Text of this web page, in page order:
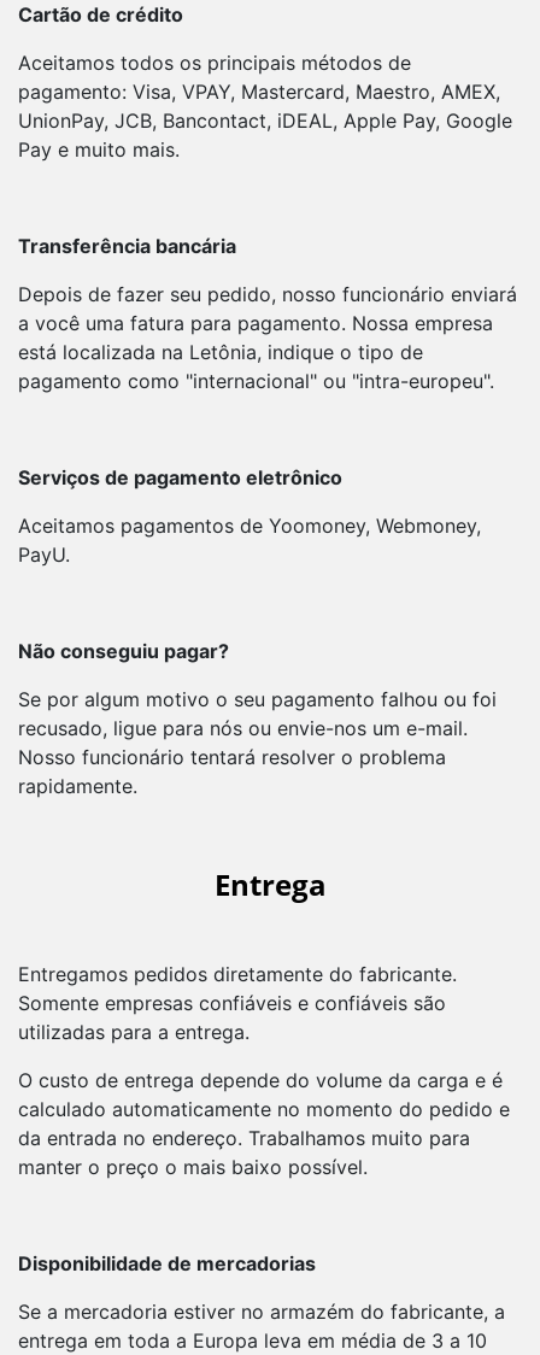
Cartão de crédito
Aceitamos todos os principais métodos de
pagamento: Visa, VPAY, Mastercard, Maestro, AMEX,
UnionPay, JCB, Bancontact, iDEAL, Apple Pay, Google
Pay e muito mais.
Transferência bancária
Depois de fazer seu pedido, nosso funcionário enviará
a você uma fatura para pagamento. Nossa empresa
está localizada na Letônia, indique o tipo de
pagamento como "internacional" ou "intra-europeu".
Serviços de pagamento eletrônico
Aceitamos pagamentos de Yoomoney, Webmoney,
PayU.
Não conseguiu pagar?
Se por algum motivo o seu pagamento falhou ou foi
recusado, ligue para nós ou envie-nos um e-mail.
Nosso funcionário tentará resolver o problema
rapidamente.
Entrega
Entregamos pedidos diretamente do fabricante.
Somente empresas confiáveis e confiáveis são
utilizadas para a entrega.
O custo de entrega depende do volume da carga e é
calculado automaticamente no momento do pedido e
da entrada no endereço. Trabalhamos muito para
manter o preço o mais baixo possível.
Disponibilidade de mercadorias
Se a mercadoria estiver no armazém do fabricante, a
entrega em toda a Europa leva em média de 3 a 10